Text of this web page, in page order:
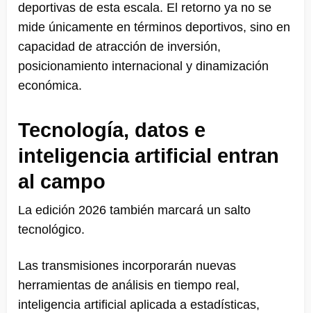
deportivas de esta escala. El retorno ya no se
mide únicamente en términos deportivos, sino en
capacidad de atracción de inversión,
posicionamiento internacional y dinamización
económica.
Tecnología, datos e
inteligencia artificial entran
al campo
La edición 2026 también marcará un salto
tecnológico.
Las transmisiones incorporarán nuevas
herramientas de análisis en tiempo real,
inteligencia artificial aplicada a estadísticas,